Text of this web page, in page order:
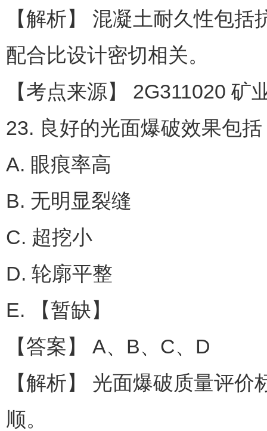
【解析】 混凝土耐久性包
配合比设计密切相关。
【考点来源】 2G311020 矿
23. 良好的光面爆破效果包
A. 眼痕率高
B. 无明显裂缝
C. 超挖小
D. 轮廓平整
E. 【暂缺】
【答案】 A、B、C、D
【解析】 光面爆破质量评
顺。